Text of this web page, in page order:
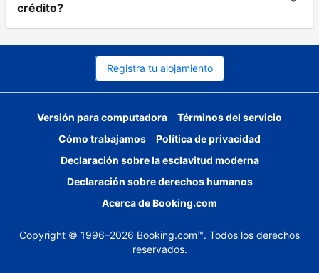
crédito?
Registra tu alojamiento
Versión para computadora
Términos del servicio
Cómo trabajamos
Política de privacidad
Declaración sobre la esclavitud moderna
Declaración sobre derechos humanos
Acerca de Booking.com
Copyright © 1996–2026 Booking.com™. Todos los derechos
reservados.